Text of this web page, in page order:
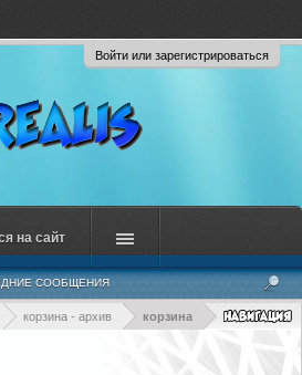
Войти или зарегистрироваться
корзина - архив корзина
СООБЩЕНИЯ
на сайт